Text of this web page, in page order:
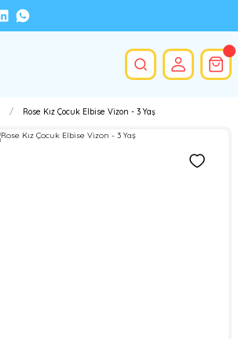
Rose Kız Çocuk Elbise Vizon - 3 Yaş